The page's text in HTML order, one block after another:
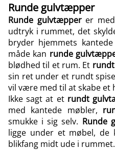
Runde gulvtæpper
Runde gulvtæpperer med
udtryk i rummet, det
bryder hjemmets
måde kan runde
blødhed til et rum. Et
sin ret under et rundt
vil være med til at skabe et
Ikke sagt at et rundt
med kantede møbler,
smukke i sig selv. Runde
ligge under et møbel, de
blikfang midt ude i rummet.